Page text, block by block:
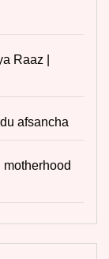
Raaz |
afsancha
motherhood